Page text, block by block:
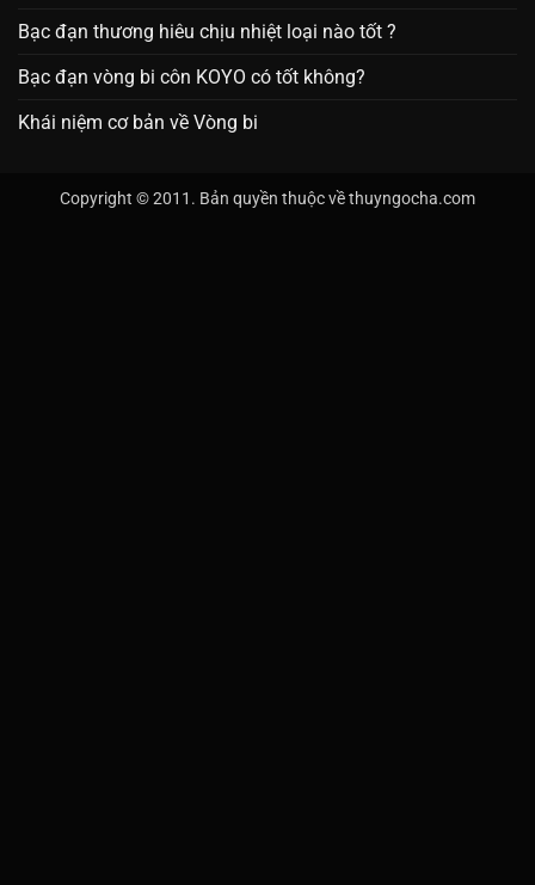
Bạc đạn thương hiêu chịu nhiệt loại nào tốt ?
Bạc đạn vòng bi côn KOYO có tốt không?
Khái niệm cơ bản về Vòng bi
Copyright © 2011. Bản quyền thuộc về thuyngocha.com